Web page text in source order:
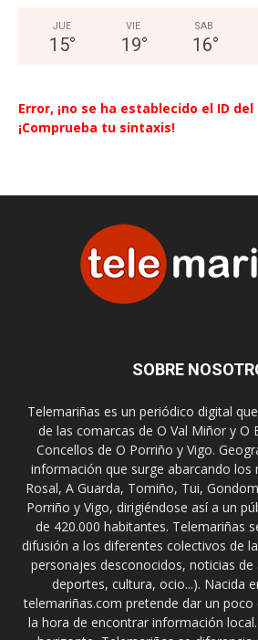
JUE
15°
VIE
19°
SAB
16°
Error, ¡no se ha establecido el ID
¡Comprueba tu sintaxis!
SOBRE
Telemariñas es un periódico digital
de las comarcas de O Val Miñor y O
Concellos de O Porriño y Vigo.
información que surge abarcando los
Rosal, A Guarda, Tomiño, Tui,
Porriño y Vigo, dirigiéndose así a un
de 420.000 habitantes. Telemariñas
difusión a los diferentes colectivos de
personajes desconocidos, noticias de
deportes, cultura, ocio...). Nacida
telemariñas.com pretende dar un poco
la hora de encontrar información